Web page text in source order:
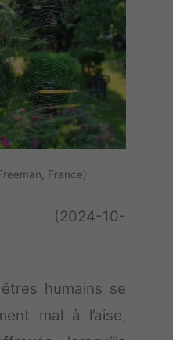
France)
(2024-10-
humains se
mal à l’aise,